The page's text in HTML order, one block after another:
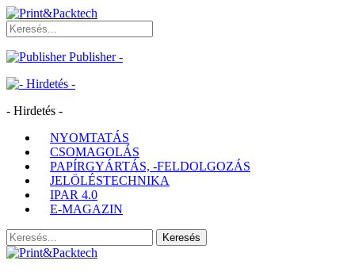
Publisher -
- Hirdetés -
NYOMTATÁS
CSOMAGOLÁS
PAPÍRGYÁRTÁS, -FELDOLGOZÁS
JELÖLÉSTECHNIKA
IPAR 4.0
E-MAGAZIN